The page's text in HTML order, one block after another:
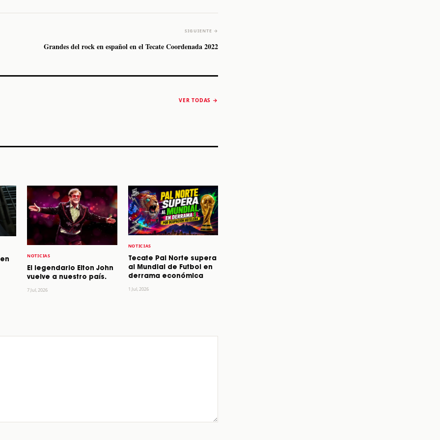
SIGUIENTE →
Grandes del rock en español en el Tecate Coordenada 2022
VER TODAS →
NOTICIAS
El legendario Elton John
vuelve a nuestro país.
7 Jul, 2026
NOTICIAS
Tecate Pal Norte supera
al Mundial de Futbol en
derrama económica
1 Jul, 2026